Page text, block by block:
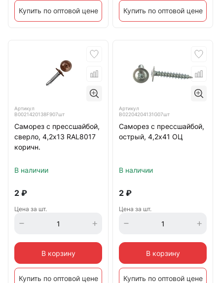
Купить по оптовой цене Купить по оптовой цене
Артикул
B0021420138F907шт
Саморез с прессшайбой,
сверло, 4,2х13 RAL8017
коричн.
В наличии
2 ₽
Цена за шт.
В корзину
Купить по оптовой цене
Артикул
B02204204131G07шт
Саморез с прессшайбой,
острый, 4,2х41 ОЦ
В наличии
2 ₽
Цена за шт.
В корзину
Купить по оптовой цене